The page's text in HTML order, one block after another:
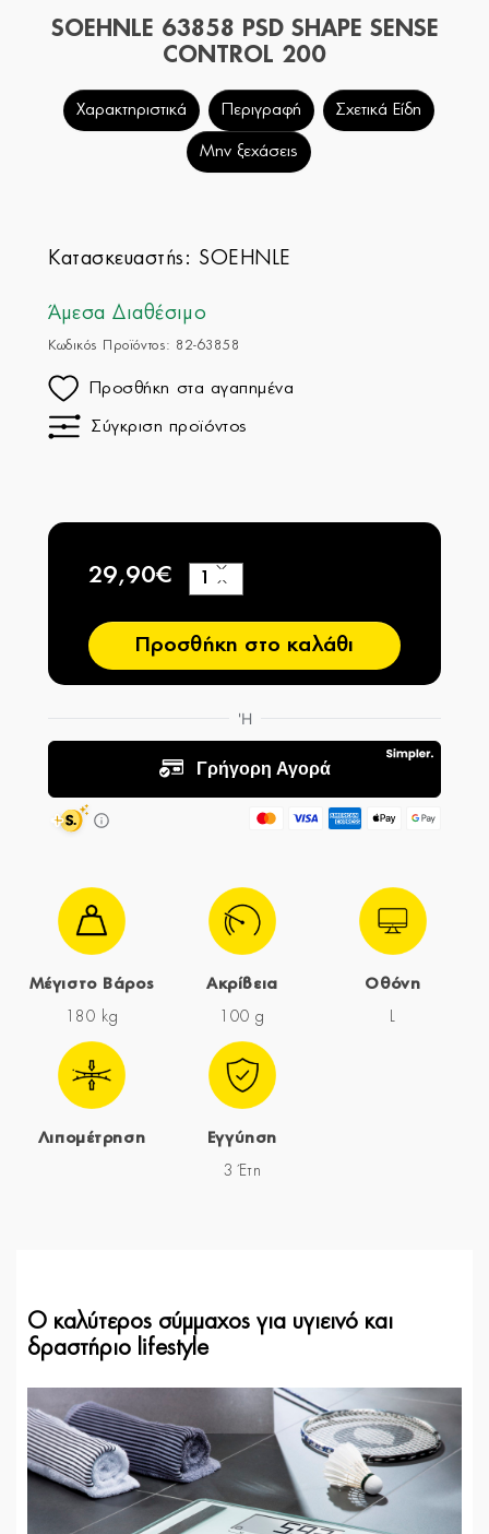
SOEHNLE 63858 PSD SHAPE SENSE
CONTROL 200
Χαρακτηριστικά Περιγραφή Σχετικά Είδη
Μην ξεχάσεις
Κατασκευαστής: SOEHNLE
Άμεσα Διαθέσιμο
Κωδικός Προϊόντος: 82-63858
Προσθήκη στα αγαπημένα
Σύγκριση προϊόντος
29,90€
−
+
Προσθήκη στο καλάθι
Μέγιστο Βάρος
180 kg
Ακρίβεια
100 g
Οθόνη
Λιπομέτρηση Εγγύηση
3 Έτη
Ο καλύτερος σύμμαχος για υγιεινό και
δραστήριο lifestyle